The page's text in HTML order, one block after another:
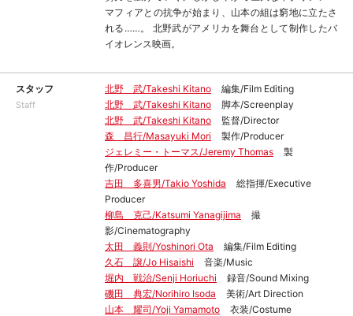
マフィアとの抗争が始まり、山本の組は窮地に立たさ
れる……。 北野武がアメリカを舞台として制作したバ
イオレンス映画。
スタッフ
Staff
北野 武/Takeshi Kitano
編集/Film Editing
北野 武/Takeshi Kitano
脚本/Screenplay
北野 武/Takeshi Kitano
監督/Director
森 昌行/Masayuki Mori
製作/Producer
ジェレミー・トーマス/Jeremy Thomas
製
作/Producer
吉田 多喜男/Takio Yoshida
総指揮/Executive
Producer
柳島 克己/Katsumi Yanagijima
撮
影/Cinematography
太田 義則/Yoshinori Ota
編集/Film Editing
久石 譲/Jo Hisaishi
音楽/Music
堀内 戦治/Senji Horiuchi
録音/Sound Mixing
磯田 典宏/Norihiro Isoda
美術/Art Direction
山本 耀司/Yoji Yamamoto
衣装/Costume